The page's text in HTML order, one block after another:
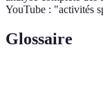
YouTube : "activités
Glossaire